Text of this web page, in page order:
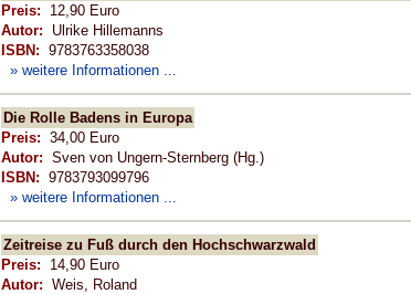
Preis: 12,90 Euro
Autor: Ulrike Hillemanns
ISBN: 9783763358038
» weitere Informationen ...
Die Rolle Badens in Europa
Preis: 34,00 Euro
Autor: Sven von Ungern-Sternberg (Hg.)
ISBN: 9783793099796
» weitere Informationen ...
Zeitreise zu Fuß durch den Hochschwarzwald
Preis: 14,90 Euro
Autor: Weis, Roland